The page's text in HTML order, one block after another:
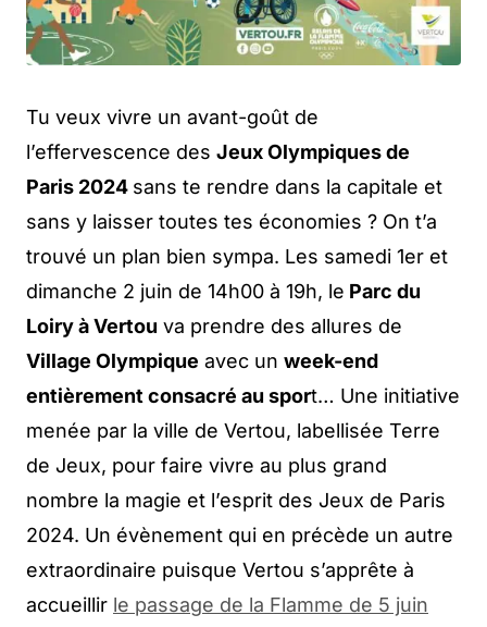
Tu veux vivre un avant-goût de
l’effervescence des Jeux Olympiques de
Paris 2024 sans te rendre dans la capitale et
sans y laisser toutes tes économies ? On t’a
trouvé un plan bien sympa. Les samedi 1er et
dimanche 2 juin de 14h00 à 19h, le Parc du
Loiry à Vertou va prendre des allures de
Village Olympique avec un week-end
entièrement consacré au sport… Une initiative
menée par la ville de Vertou, labellisée Terre
de Jeux, pour faire vivre au plus grand
nombre la magie et l’esprit des Jeux de Paris
2024. Un évènement qui en précède un autre
extraordinaire puisque Vertou s’apprête à
accueillir le passage de la Flamme de 5 juin